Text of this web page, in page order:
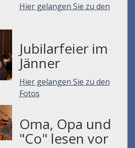
Hier gelangen Sie zu den
Jubilarfeier im
Jänner
Hier gelangen Sie zu den
Fotos
Oma, Opa und
"Co" lesen vor